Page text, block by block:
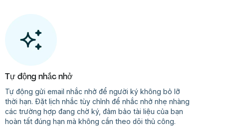
Tự động nhắc nhở
Tự động gửi email nhắc nhở để người ký không bỏ lỡ
thời hạn. Đặt lịch nhắc tùy chỉnh để nhắc nhở nhẹ nhàng
các trường hợp đang chờ ký, đảm bảo tài liệu của bạn
hoàn tất đúng hạn mà không cần theo dõi thủ công.